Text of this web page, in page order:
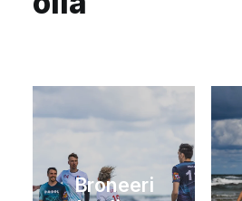
Broneeri
koolitus